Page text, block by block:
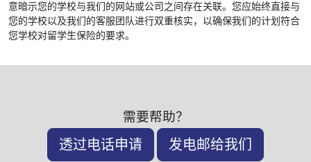
意暗示您的学校与我们的网站或公司之间存在关联。您应始终直接与
您的学校以及我们的客服团队进行双重核实，以确保我们的计划符合
您学校对留学生保险的要求。
需要帮助？
透过电话申请 发电邮给我们